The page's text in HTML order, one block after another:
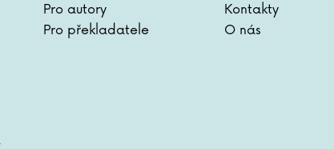
Pro autory
Kontakty
Pro překladatele
O nás